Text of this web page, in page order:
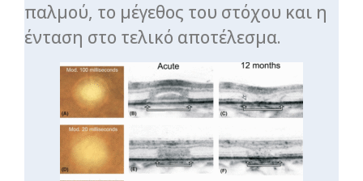
παλμού, το μέγεθος του στόχου και η
ένταση στο τελικό αποτέλεσμα.